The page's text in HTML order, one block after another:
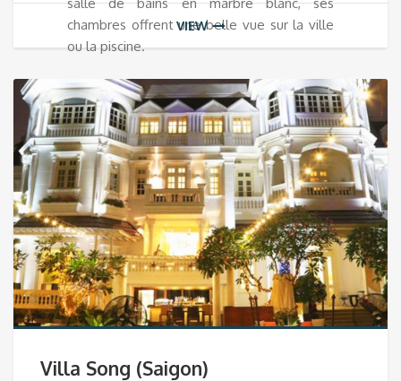
chambres offrent une belle vue sur la ville
ou la piscine.
VIEW
Villa Song (Saigon)